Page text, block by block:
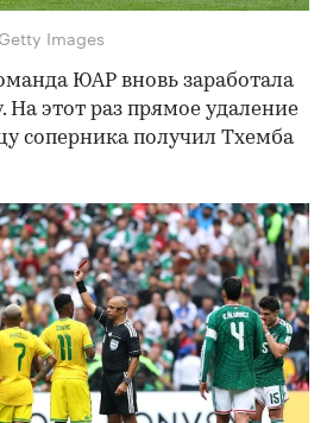
Images
ЮАР вновь заработала
На этот раз прямое удаление
соперника получил Тхемба